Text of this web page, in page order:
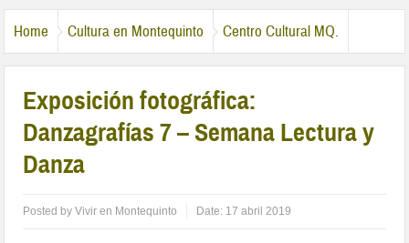
Home Cultura en Montequinto Centro Cultural MQ.
Exposición fotográfica:
Danzagrafías 7 – Semana Lectura y
Danza
Posted byVivir en Montequinto Date: 17 abril 2019